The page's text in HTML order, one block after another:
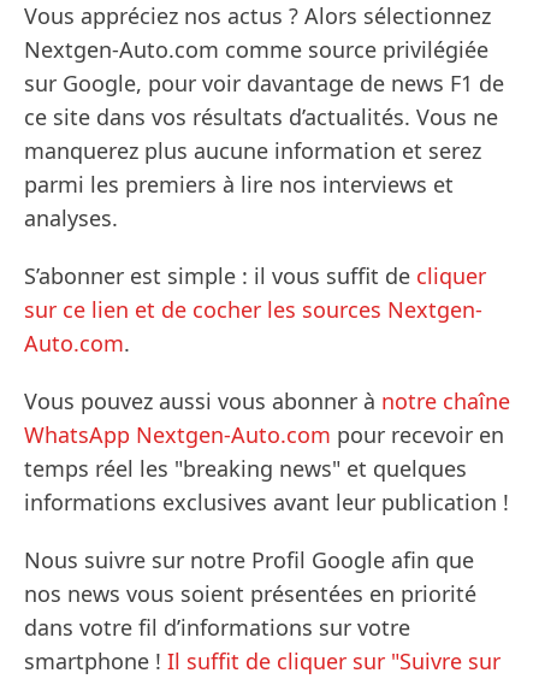
Vous appréciez nos actus ? Alors sélectionnez
Nextgen-Auto.com comme source privilégiée
sur Google, pour voir davantage de news F1 de
ce site dans vos résultats d’actualités. Vous ne
manquerez plus aucune information et serez
parmi les premiers à lire nos interviews et
analyses.
S’abonner est simple : il vous suffit de cliquer
sur ce lien et de cocher les sources Nextgen-
Auto.com.
Vous pouvez aussi vous abonner à notre chaîne
WhatsApp Nextgen-Auto.com pour recevoir en
temps réel les "breaking news" et quelques
informations exclusives avant leur publication !
Nous suivre sur notre Profil Google afin que
nos news vous soient présentées en priorité
dans votre fil d’informations sur votre
smartphone ! Il suffit de cliquer sur "Suivre sur